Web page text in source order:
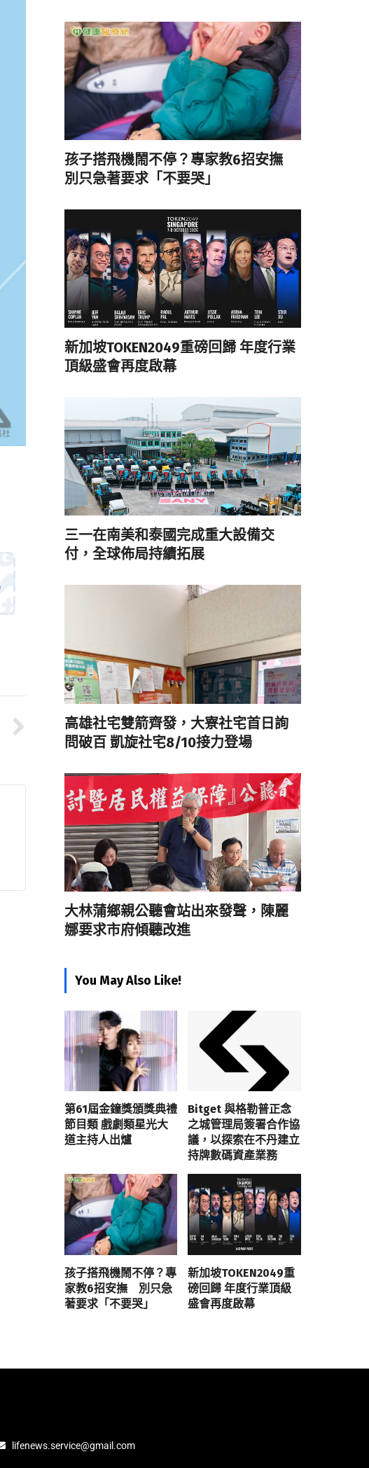
孩子搭飛機鬧不停？專家教6招安撫
別只急著要求「不要哭」
新加坡TOKEN2049重磅回歸 年度行業
頂級盛會再度啟幕
三一在南美和泰國完成重大設備交
付，全球佈局持續拓展
高雄社宅雙箭齊發，大寮社宅首日詢
問破百 凱旋社宅8/10接力登場
大林蒲鄉親公聽會站出來發聲，陳麗
娜要求市府傾聽改進
You May Also Like!
第61屆金鐘獎頒獎典禮
節目類 戲劇類星光大
道主持人出爐
Bitget 與格勒普正念
之城管理局簽署合作協
議，以探索在不丹建立
持牌數碼資產業務
孩子搭飛機鬧不停？專
家教6招安撫 別只急
著要求「不要哭」
新加坡TOKEN2049重
磅回歸 年度行業頂級
盛會再度啟幕
lifenews.service@gmail.com